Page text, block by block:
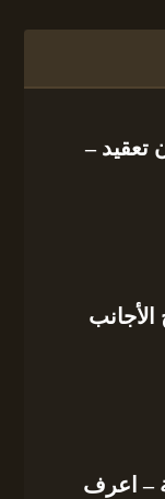
تعقيد –
– اعرف